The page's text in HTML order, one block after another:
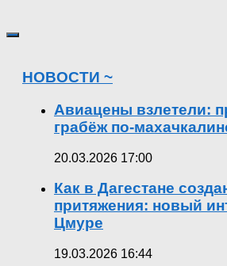
НОВОСТИ ~
Авиацены взлетели:
грабёж по-
20.03.2026 17:00
Как в Дагестане
притяжения: новый
Цмуре
19.03.2026 16:44